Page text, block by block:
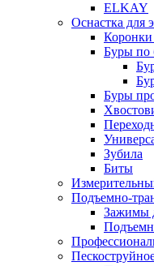
ELKAY
Оснастка для
Коронки
Буры по
Буры
Зубила
Биты
Подъемно-
Зажимы